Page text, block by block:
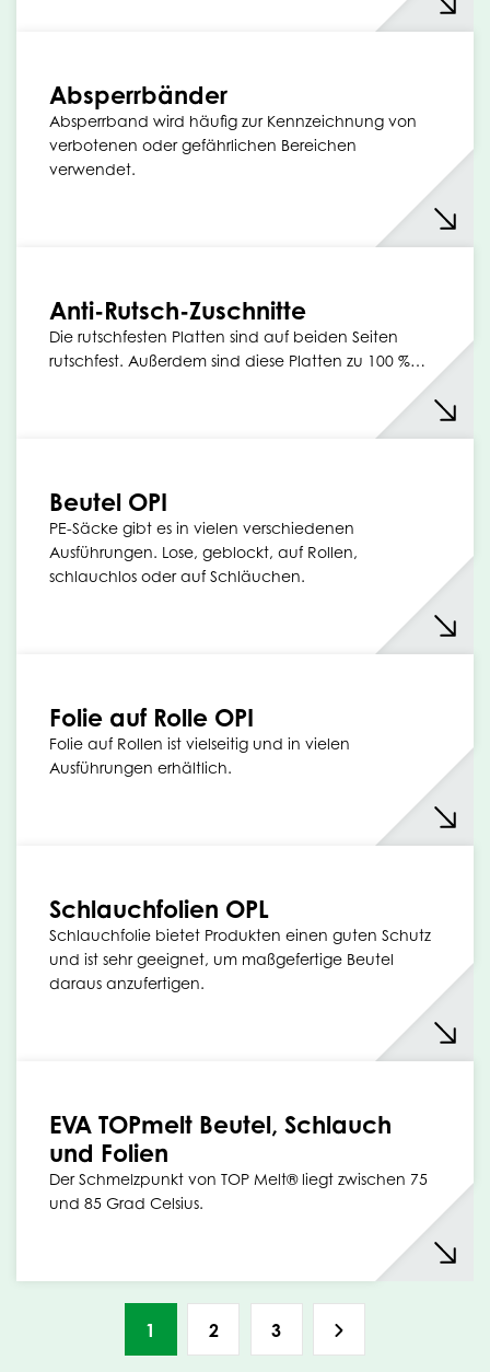
Absperrbänder
Absperrband wird häufig zur Kennzeichnung von
verbotenen oder gefährlichen Bereichen
verwendet.
Anti-Rutsch-Zuschnitte
Die rutschfesten Platten sind auf beiden Seiten
rutschfest. Außerdem sind diese Platten zu 100 %…
Beutel OPI
PE-Säcke gibt es in vielen verschiedenen
Ausführungen. Lose, geblockt, auf Rollen,
schlauchlos oder auf Schläuchen.
Folie auf Rolle OPI
Folie auf Rollen ist vielseitig und in vielen
Ausführungen erhältlich.
Schlauchfolien OPL
Schlauchfolie bietet Produkten einen guten Schutz
und ist sehr geeignet, um maßgefertige Beutel
daraus anzufertigen.
EVA TOPmelt Beutel, Schlauch
und Folien
Der Schmelzpunkt von TOP Melt® liegt zwischen 75
und 85 Grad Celsius.
1 2 3